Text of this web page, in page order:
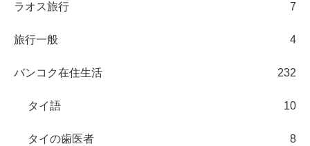
ラオス旅行 7
旅行一般 4
バンコク在住生活 232
タイ語 10
タイの歯医者 8